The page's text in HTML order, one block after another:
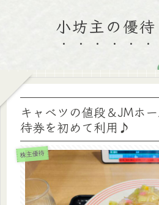
小坊主の優
キャベツの値段＆JMホ
待券を初めて利用♪
株主優待